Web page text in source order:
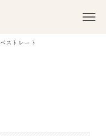
ベストレート